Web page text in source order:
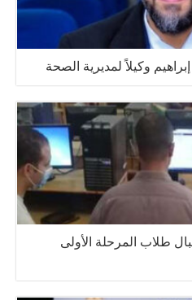
وكيلاً لمديرية الصحة
طلاب المرحلة الأولى